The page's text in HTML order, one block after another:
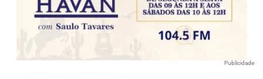
Publicidade